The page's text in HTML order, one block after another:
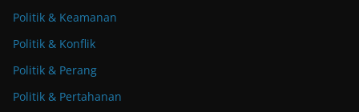
Politik & Keamanan
Politik & Konflik
Politik & Perang
Politik & Pertahanan